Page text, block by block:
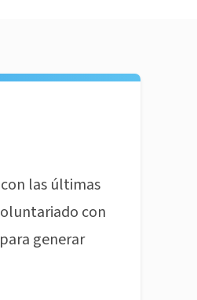
las últimas
con
generar